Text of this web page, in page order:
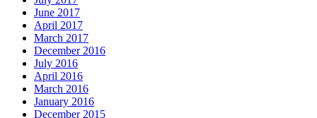
June 2017
April 2017
March 2017
December 2016
July 2016
April 2016
March 2016
January 2016
December 2015